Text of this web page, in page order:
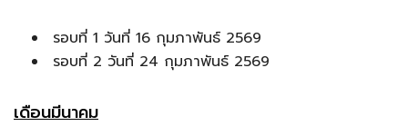
รอบที่ 1 วันที่ 16 กุมภาพันธ์ 2569
รอบที่ 2 วันที่ 24 กุมภาพันธ์ 2569
เดือนมีนาคม